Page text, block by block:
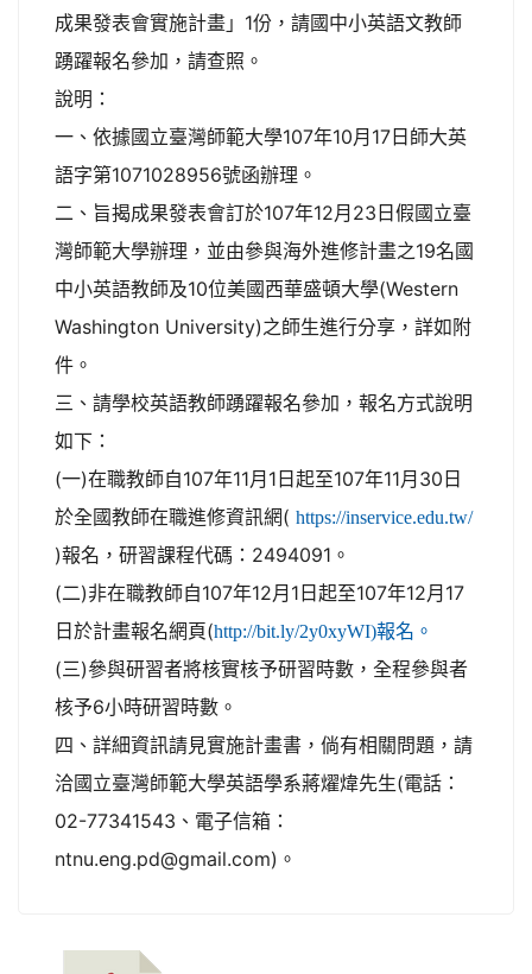
成果發表會實施計畫」1份，請國中小英語文教師
踴躍報名參加，請查照。
說明：
一、依據國立臺灣師範大學107年10月17日師大英
語字第1071028956號函辦理。
二、旨揭成果發表會訂於107年12月23日假國立臺
灣師範大學辦理，並由參與海外進修計畫之19名國
中小英語教師及10位美國西華盛頓大學(Western
Washington University)之師生進行分享，詳如附
件。
三、請學校英語教師踴躍報名參加，報名方式說明
如下：
(一)在職教師自107年11月1日起至107年11月30日
於全國教師在職進修資訊網( https://inservice.edu.tw/
)報名，研習課程代碼：2494091。
(二)非在職教師自107年12月1日起至107年12月17
日於計畫報名網頁(http://bit.ly/2y0xyWI)報名。
(三)參與研習者將核實核予研習時數，全程參與者
核予6小時研習時數。
四、詳細資訊請見實施計畫書，倘有相關問題，請
洽國立臺灣師範大學英語學系蔣燿煒先生(電話：
02-77341543、電子信箱：
ntnu.eng.pd@gmail.com)。